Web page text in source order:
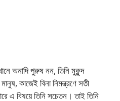
অনাদি পুরুষ নন, তিনি মুকুন্দ
কাজেই বিনা নিমন্ত্রণে সতী
এ বিষয়ে তিনি সচেতন। তাই তিনি